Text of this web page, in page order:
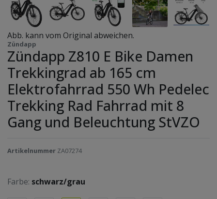
Abb. kann vom Original abweichen.
Zündapp
Zündapp Z810 E Bike Damen
Trekkingrad ab 165 cm
Elektrofahrrad 550 Wh Pedelec
Trekking Rad Fahrrad mit 8
Gang und Beleuchtung StVZO
Artikelnummer ZA07274
Farbe: schwarz/grau